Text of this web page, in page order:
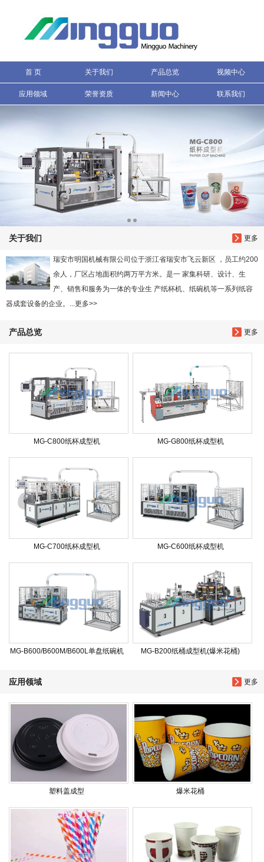
首 页 关于我们 产品总览 视频中心
应用领域 荣誉资质 新闻中心 联系我们
更多
关于我们
瑞安市明国机械有限公司位于浙江省瑞安市飞云新区 ，员工约200
余人，厂区占地面积约两万平方米。是一 家集科研、设计、生
产、销售和服务为一体的专业生 产纸杯机、纸碗机等一系列纸容
器成套设备的企业。...更多>>
更多
产品总览
MG-C800纸杯成型机 MG-G800纸杯成型机
MG-C700纸杯成型机 MG-C600纸杯成型机
MG-B600/B600M/B600L单盘纸碗机 MG-B200纸桶成型机(爆米花桶)
更多
应用领域
塑料盖成型 爆米花桶
信息搜索
搜索